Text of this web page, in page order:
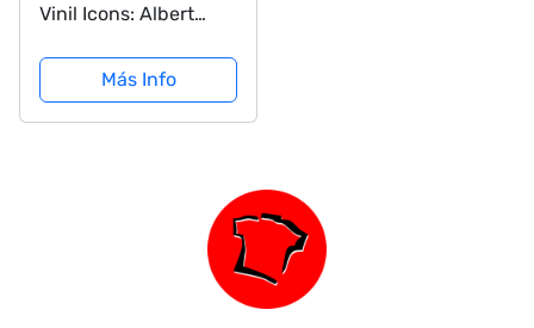
Vinil Icons: Albert
Más Info